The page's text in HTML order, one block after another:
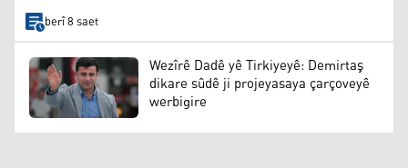
berî 8 saet
Wezîrê Dadê yê Tirkiyeyê: Demirtaş
dikare sûdê ji projeyasaya çarçoveyê
werbigire